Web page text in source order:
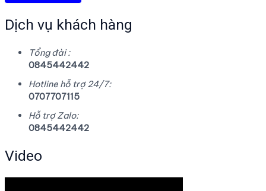
Dịch vụ khách hàng
Tổng đài :
0845442442
Hotline hỗ trợ 24/7:
0707707115
Hỗ trợ Zalo:
0845442442
Video